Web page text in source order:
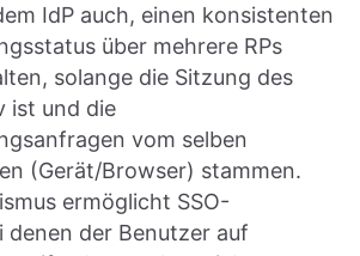
IdP auch, einen konsistenten
über mehrere RPs
solange die Sitzung des
ist und die
vom selben
(Gerät/Browser) stammen.
ermöglicht SSO-
denen der Benutzer auf